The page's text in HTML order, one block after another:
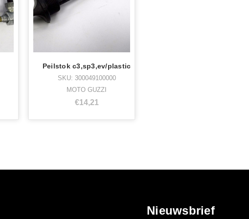
Peilstok c3,sp3,ev/plastic
SKU: 300049100000
MOTO GUZZI
€14,21
Nieuwsbrief